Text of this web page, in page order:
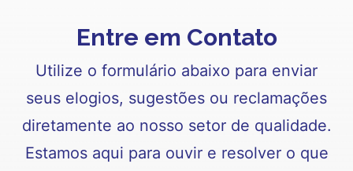
Entre em Contato
Utilize o formulário abaixo para enviar
seus elogios, sugestões ou reclamações
diretamente ao nosso setor de qualidade.
Estamos aqui para ouvir e resolver o que